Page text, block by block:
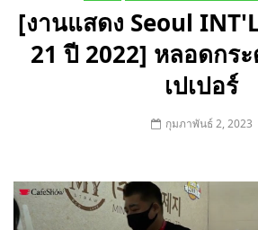
[งานแสดง Seoul
21 ปี 2022] หลอดกร
เปเปอร์
กุมภาพันธ์ 2, 2023